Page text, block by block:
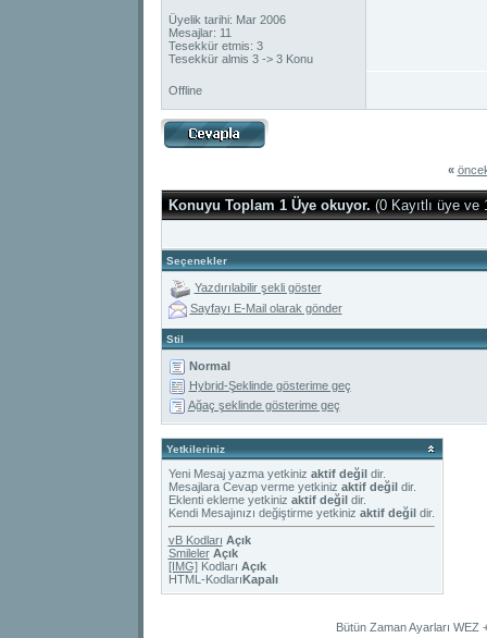
Üyelik tarihi: Mar 2006
Mesajlar: 11
Tesekkür etmis: 3
Tesekkür almis 3 -> 3 Konu
Offline
«
Konuyu Toplam 1 Üye okuyor. (0 Kayıtlı üye ve
Seçenekler
Yazdırılabilir şekli göster
Sayfayı E-Mail olarak gönder
Stil
Normal
Hybrid-Şeklinde gösterime geç
Ağaç şeklinde gösterime geç
Yetkileriniz
Yeni Mesaj yazma yetkiniz aktif değildir.
Mesajlara Cevap verme yetkiniz aktif değildir.
Eklenti ekleme yetkiniz aktif değildir.
Kendi Mesajınızı değiştirme yetkiniz aktif değildir.
vB Kodları Açık
Smileler Açık
[IMG]Kodları Açık
HTML-KodlarıKapalı
Bütün Zaman Ayarları